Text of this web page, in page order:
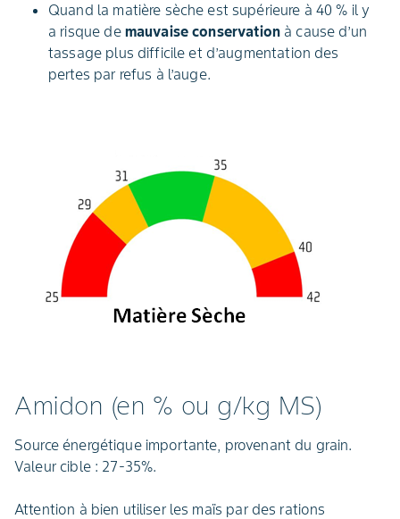
Quand la matière sèche est supérieure à 40 % il y
a risque de mauvaise conservationà cause d’un
tassage plus difficile et d’augmentation des
pertes par refus à l’auge.
Amidon (en % ou g/kg MS)
Source énergétique importante, provenant du grain.
Valeur cible : 27-35%.
Attention à bien utiliser les maïs par des rations